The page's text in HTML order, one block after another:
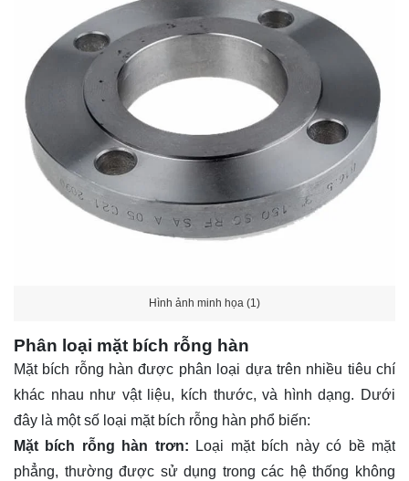
Hình ảnh minh họa (1)
Phân loại mặt bích rỗng hàn
Mặt bích rỗng hàn được phân loại dựa trên nhiều tiêu chí
khác nhau như vật liệu, kích thước, và hình dạng. Dưới
đây là một số loại mặt bích rỗng hàn phổ biến:
Mặt bích rỗng hàn trơn: Loại mặt bích này có bề mặt
phẳng, thường được sử dụng trong các hệ thống không